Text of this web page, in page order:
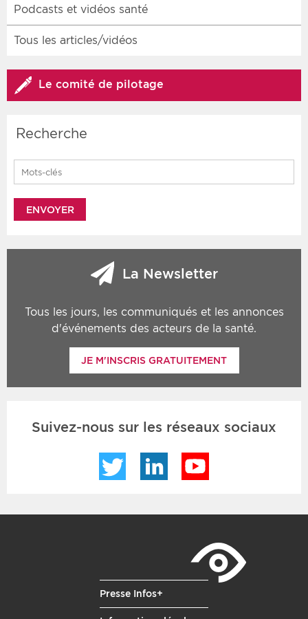
Podcasts et vidéos santé
Tous les articles/vidéos
Le comité de pilotage
Recherche
La Newsletter
Tous les jours, les communiqués et les annonces
d'événements des acteurs de la santé.
JE M'INSCRIS GRATUITEMENT
Suivez-nous sur les réseaux sociaux
Twitter LinkedIn
Presse Infos+